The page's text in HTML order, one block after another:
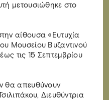
μετουσιώθηκε στο
αίθουσα «Ευτυχία
Μουσείου Βυζαντινού
τις 15 Σεπτεμβρίου
θα απευθύνουν
Διευθύντρια